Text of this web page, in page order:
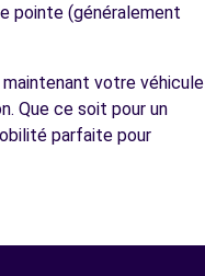
pointe (généralement
votre véhicule
Que ce soit pour un
parfaite pour